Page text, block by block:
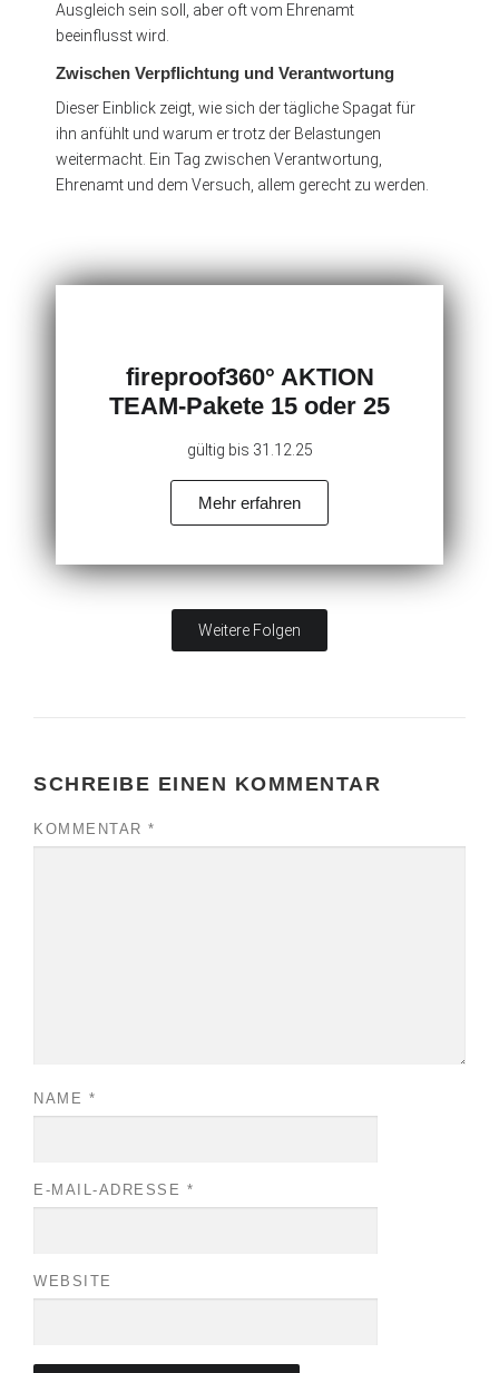
Ausgleich sein soll, aber oft vom Ehrenamt
beeinflusst wird.
Zwischen Verpflichtung und Verantwortung
Dieser Einblick zeigt, wie sich der tägliche Spagat für
ihn anfühlt und warum er trotz der Belastungen
weitermacht. Ein Tag zwischen Verantwortung,
Ehrenamt und dem Versuch, allem gerecht zu werden.
fireproof360° AKTION
TEAM-Pakete 15 oder 25​
gültig bis 31.12.25
Mehr erfahren
Weitere Folgen
SCHREIBE EINEN KOMMENTAR
KOMMENTAR *
NAME *
E-MAIL-ADRESSE *
WEBSITE